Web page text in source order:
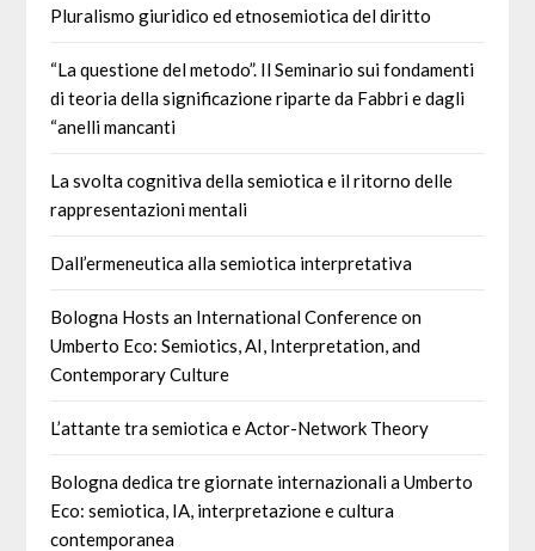
Pluralismo giuridico ed etnosemiotica del diritto
“La questione del metodo”. Il Seminario sui fondamenti
di teoria della significazione riparte da Fabbri e dagli
“anelli mancanti
La svolta cognitiva della semiotica e il ritorno delle
rappresentazioni mentali
Dall’ermeneutica alla semiotica interpretativa
Bologna Hosts an International Conference on
Umberto Eco: Semiotics, AI, Interpretation, and
Contemporary Culture
L’attante tra semiotica e Actor-Network Theory
Bologna dedica tre giornate internazionali a Umberto
Eco: semiotica, IA, interpretazione e cultura
contemporanea